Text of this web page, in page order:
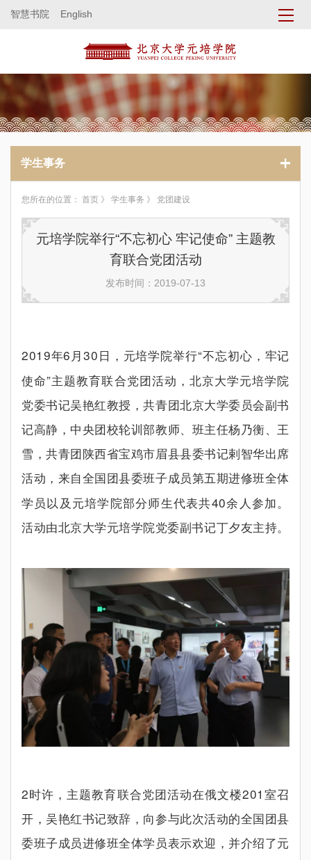
智慧书院 English
学生事务
您所在的位置： 首页 》 学生事务 》 党团建设
元培学院举行“不忘初心 牢记使命” 主题教
育联合党团活动
发布时间：2019-07-13
2019年6 月30 日，元培学院举行“不忘初心，牢记
使命”主题教育联合党团活动，北京大学元培学院
党委书记吴艳红教授，共青团北京大学委员会副书
记高静，中央团校轮训部教师、班主任杨乃衡、王
雪，共青团陕西省宝鸡市眉县县委书记剌智华出席
活动，来自全国团县委班子成员第五期进修班全体
学员以及元培学院部分师生代表共40余人参加。
活动由北京大学元培学院党委副书记丁夕友主持。
2时许，主题教育联合党团活动在俄文楼201 室召
开，吴艳红书记致辞，向参与此次活动的全国团县
委班子成员进修班全体学员表示欢迎，并介绍了元